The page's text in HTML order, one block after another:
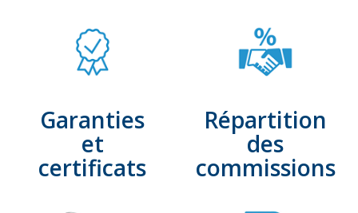
Garanties
et
certificats
Répartition
des
commissions